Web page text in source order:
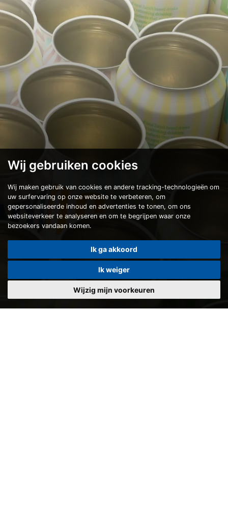
Wij gebruiken cookies
Wij maken gebruik van cookies en andere tracking-technologieën om
uw surfervaring op onze website te verbeteren, om
gepersonaliseerde inhoud en advertenties te tonen, om ons
websiteverkeer te analyseren en om te begrijpen waar onze
bezoekers vandaan komen.
Ik ga akkoord
Ik weiger
Wijzig mijn voorkeuren